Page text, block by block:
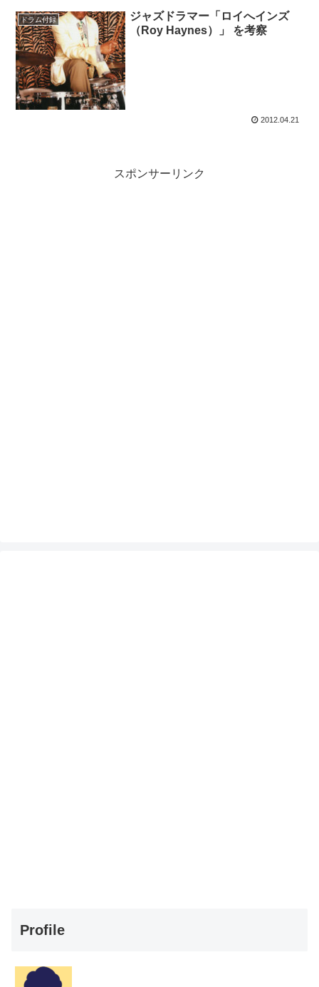
ドラム付録
ジャズドラマー「ロイへインズ
（Roy Haynes）」 を考察
2012.04.21
スポンサーリンク
Profile